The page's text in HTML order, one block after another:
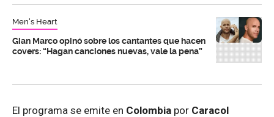
Men's Heart
Gian Marco opinó sobre los cantantes que hacen
covers: “Hagan canciones nuevas, vale la pena”
El programa se emite en Colombia por Caracol